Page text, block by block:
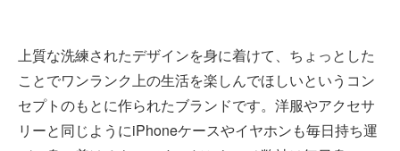
上質な洗練されたデザインを身に着けて、ちょっとした
ことでワンランク上の生活を楽しんでほしいというコン
セプトのもとに作られたブランドです。洋服やアクセサ
リーと同じようにiPhoneケースやイヤホンも毎日持ち運